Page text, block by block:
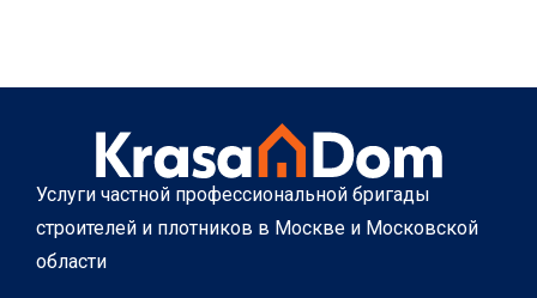
Услуги частной профессиональной бригады
строителей и плотников в Москве и Московской
области